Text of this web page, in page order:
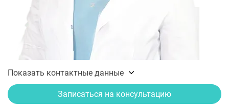
Показать контактные данные
Записаться на консультацию